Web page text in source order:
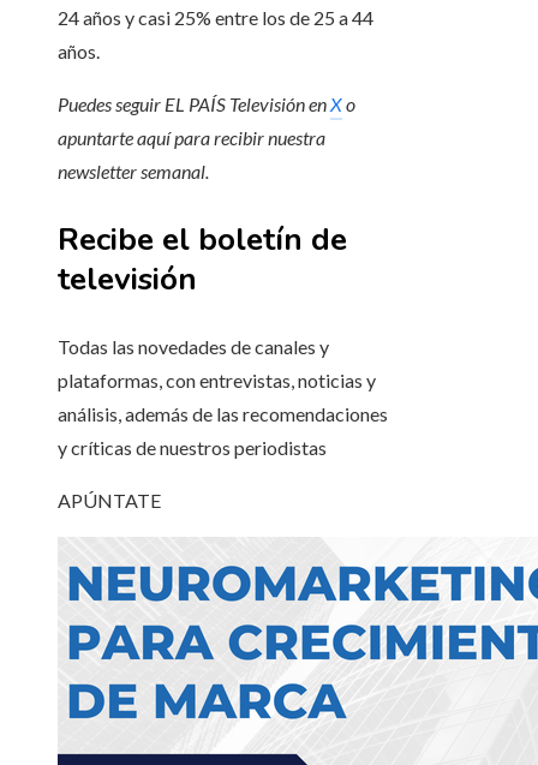
24 años y casi 25% entre los de 25 a 44
años.
Puedes seguir EL PAÍS Televisión enXo
apuntarte aquí para recibirnuestra
newsletter semanal.
Recibe el boletín de
televisión
Todas las novedades de canales y
plataformas, con entrevistas, noticias y
análisis, además de las recomendaciones
y críticas de nuestros periodistas
APÚNTATE